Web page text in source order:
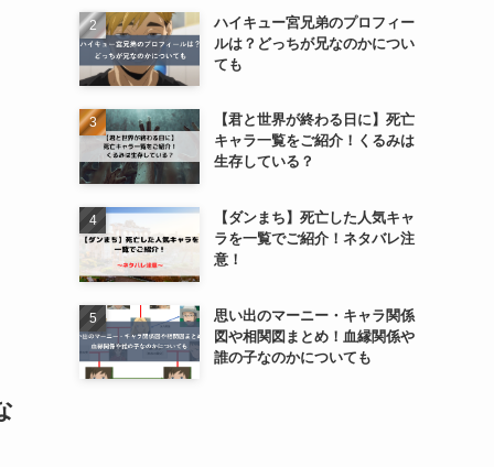
ハイキュー宮兄弟のプロフィー
ルは？どっちが兄なのかについ
ても
【君と世界が終わる日に】死亡
キャラ一覧をご紹介！くるみは
生存している？
【ダンまち】死亡した人気キャ
ラを一覧でご紹介！ネタバレ注
意！
思い出のマーニー・キャラ関係
図や相関図まとめ！血縁関係や
誰の子なのかについても